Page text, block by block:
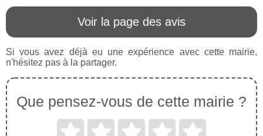
Voir la page des avis
Si vous avez déjà eu une expérience avec cette mairie,
n'hésitez pas à la partager.
Que pensez-vous de cette mairie ?